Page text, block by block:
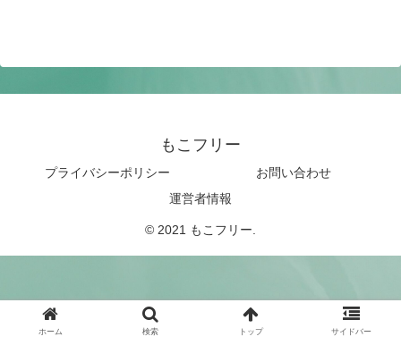
もこフリー
プライバシーポリシー
お問い合わせ
運営者情報
© 2021 もこフリー.
ホーム 検索 トップ サイドバー